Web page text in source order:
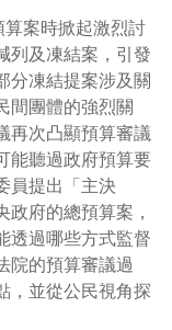
案時掀起激烈討
列及凍結案，引發
分凍結提案涉及關
間團體的強烈關
再次凸顯預算審議
能聽過政府預算要
員提出「主決
府的總預算案，
透過哪些方式監督
院的預算審議過
，並從公民視角探